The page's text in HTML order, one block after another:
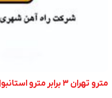
مترو تهران ۳ برابر مترو استانبول ترکیه کارمند دارد